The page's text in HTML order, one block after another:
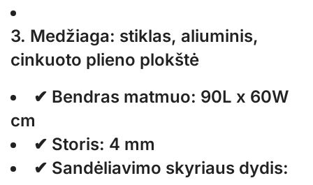
3. Medžiaga: stiklas, aliuminis,
cinkuoto plieno plokštė
✔ Bendras matmuo: 90L x 60W
cm
✔ Storis: 4 mm
✔ Sandėliavimo skyriaus dydis: